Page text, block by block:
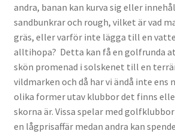
andra, banan kan kurva sig eller
sandbunkrar och rough, vilket är vad
gräs, eller varför inte lägga till en
alltihopa? Detta kan få en golfrunda
skön promenad i solskenet till en
vildmarken och då har vi ändå inte ens
olika former utav klubbor det finns
skorna är. Vissa spelar med
en lågprisaffär medan andra kan